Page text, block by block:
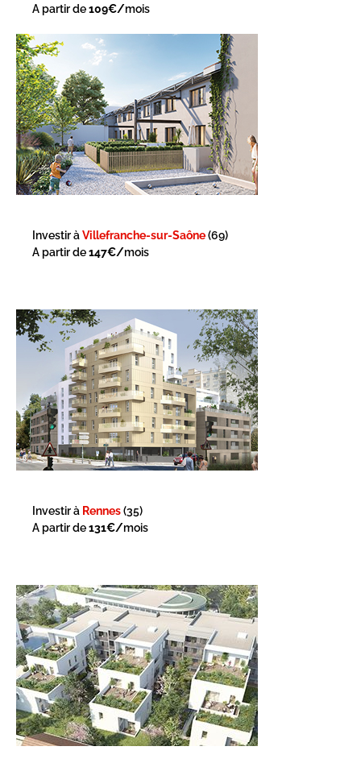
A partir de109€/mois
Investir àVillefranche-sur-Saône(69)
A partir de147€/mois
Investir à Rennes(35)
A partir de131€/mois